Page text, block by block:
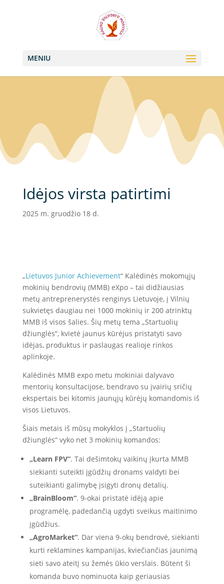
MENIU
Idėjos virsta patirtimi
2025 m. gruodžio 18 d.
„Lietuvos Junior Achievement“ Kalėdinės mokomųjų
mokinių bendrovių (MMB) eXpo – tai didžiausias
metų antreprenerystės renginys Lietuvoje, į Vilnių
sukvietęs daugiau nei 1000 mokinių ir 200 atrinktų
MMB iš visos šalies. Šių metų tema „Startuolių
džiunglės“, kvietė jaunus kūrėjus pristatyti savo
idėjas, produktus ir paslaugas realioje rinkos
aplinkoje.
Kalėdinės MMB expo metu mokiniai dalyvavo
mentorių konsultacijose, bendravo su įvairių sričių
ekspertais bei kitomis jaunųjų kūrėjų komandomis iš
visos Lietuvos.
Šiais metais iš mūsų mokyklos į „Startuolių
džiunglės“ vyko net 3 mokinių komandos:
„Learn FPV“. Tai dešimtokų vaikinų įkurta MMB
siekianti suteikti įgūdžių dronams valdyti bei
suteikianti galimybę įsigyti dronų detalių.
„BrainBloom“. 9-okai pristatė idėją apie
programėlę, padedančią ugdyti sveikus maitinimo
įgūdžius.
„AgroMarket“. Dar viena 9-okų bendrovė, siekianti
kurti reklamines kampanijas, kviečiančias jaunimą
sieti savo ateitį su žemės ūkio verslais. Būtent ši
komanda buvo nominuota kaip geriausias